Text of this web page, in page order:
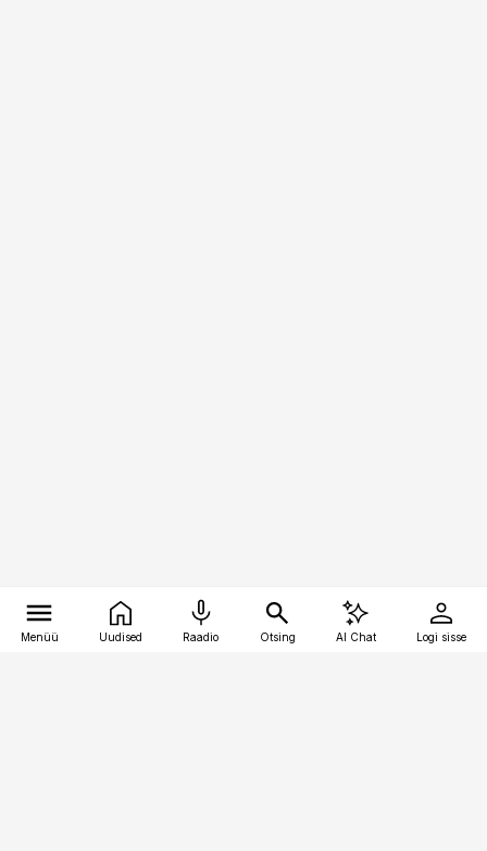
Menüü Uudised Raadio Otsing AI Chat Logi sisse